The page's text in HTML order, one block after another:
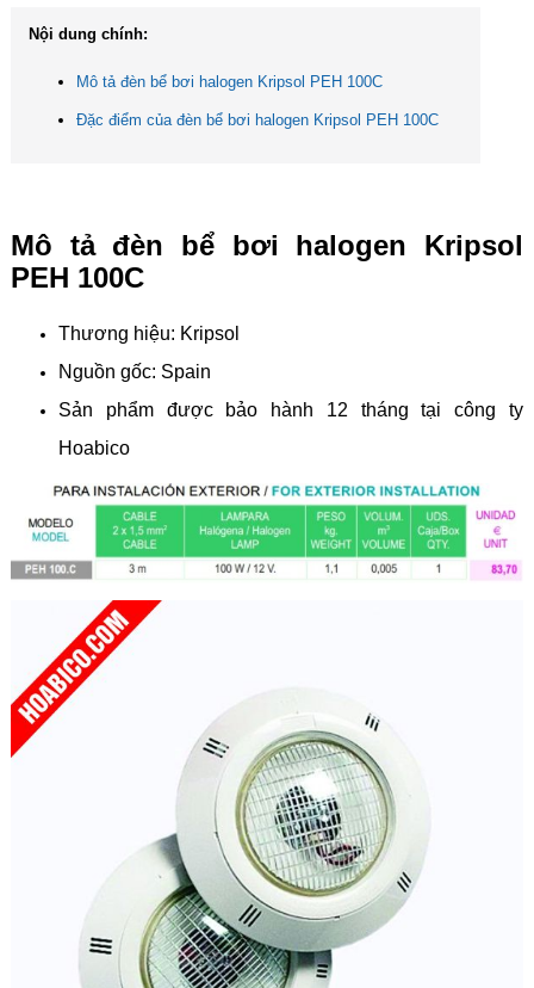
Nội dung chính:
Mô tả đèn bể bơi halogen Kripsol PEH 100C
Đặc điểm của đèn bể bơi halogen Kripsol PEH 100C
Mô tả đèn bể bơi halogen Kripsol
PEH 100C
Thương hiệu: Kripsol
Nguồn gốc: Spain
Sản phẩm được bảo hành 12 tháng tại công ty
Hoabico